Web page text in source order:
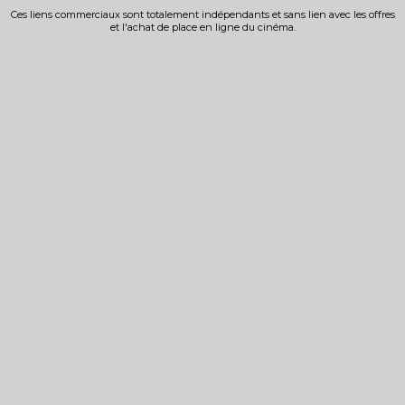
Ces liens commerciaux sont totalement indépendants et sans lien avec les offres
et l'achat de place en ligne du cinéma.